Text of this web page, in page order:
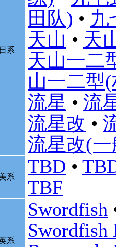
日系
田队) • 九
天山 • 天
天山一二
山一二型
流星 • 流
流星改 •
流星改(
系 TBD •
TBF
系
Swordfish